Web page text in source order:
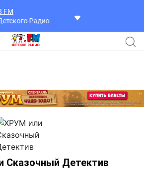
FM
Радио
Сказочный Детектив